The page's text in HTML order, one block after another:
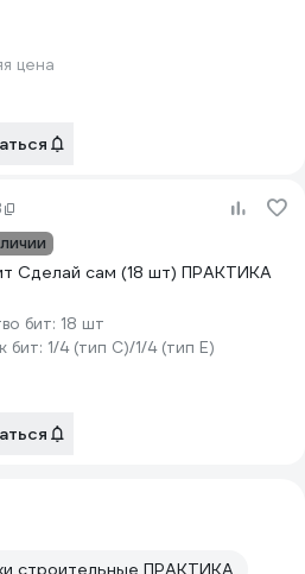
цена
Сделай сам (18 шт) ПРАКТИКА
бит: 18 шт
бит: 1/4 (тип С)/1/4 (тип Е)
строительные ПРАКТИКА